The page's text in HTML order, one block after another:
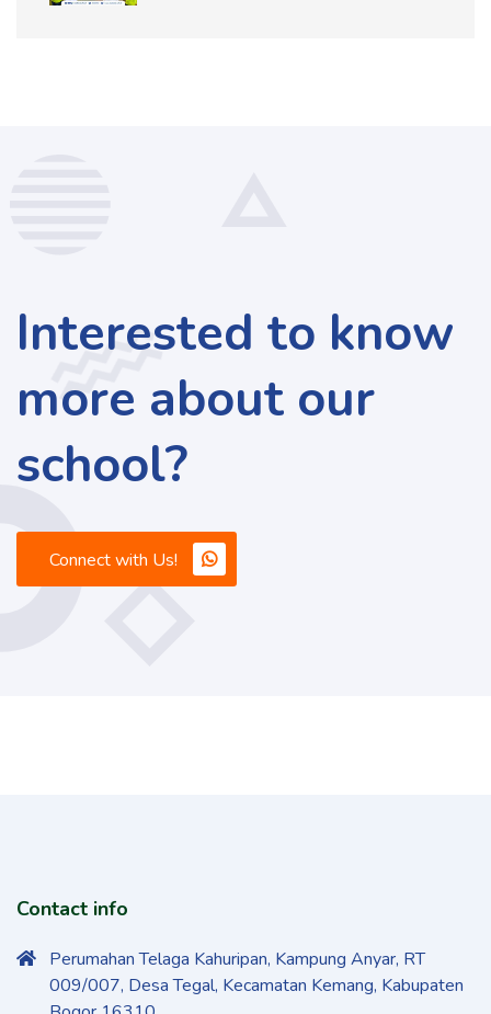
Interested to know
more about our
school?
Connect with Us!
Contact info
Perumahan Telaga Kahuripan, Kampung Anyar, RT
009/007, Desa Tegal, Kecamatan Kemang, Kabupaten